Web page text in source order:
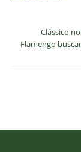
Clássico
Flamengo